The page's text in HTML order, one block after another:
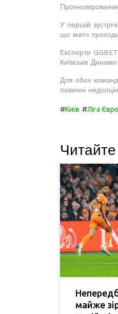
У першій
що матч
Експерти
Київське
Для обох
повинні
#Київ #Ліга
майже